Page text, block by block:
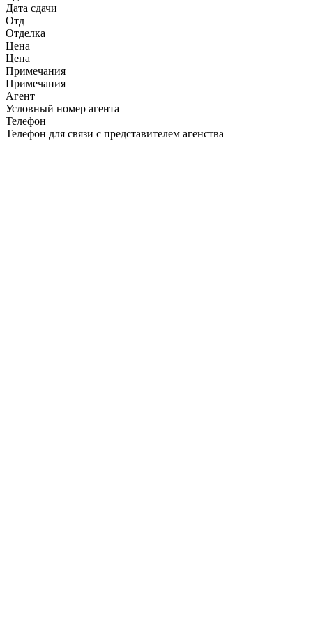
Дата сдачи
Отд
Отделка
Цена
Цена
Примечания
Примечания
Агент
Условный номер агента
Телефон
Телефон для связи с представителем агенства